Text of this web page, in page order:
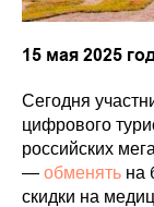
15 мая 2025
Сегодня
цифрового
российских
— обменять на
скидки на